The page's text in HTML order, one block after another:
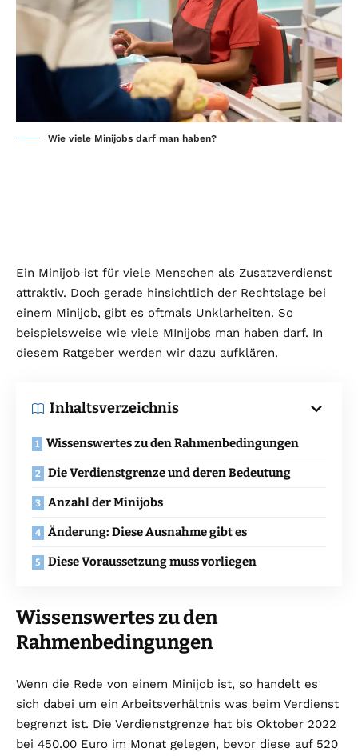
Wie viele Minijobs darf man haben?
Ein Minijob ist für viele Menschen als Zusatzverdienst
attraktiv. Doch gerade hinsichtlich der Rechtslage bei
einem Minijob, gibt es oftmals Unklarheiten. So
beispielsweise wie viele MInijobs man haben darf. In
diesem Ratgeber werden wir dazu aufklären.
Inhaltsverzeichnis
Wissenswertes zu den Rahmenbedingungen
Die Verdienstgrenze und deren Bedeutung
Anzahl der Minijobs
Änderung: Diese Ausnahme gibt es
Diese Voraussetzung muss vorliegen
Wissenswertes zu den
Rahmenbedingungen
Wenn die Rede von einem Minijob ist, so handelt es
sich dabei um ein Arbeitsverhältnis was beim Verdienst
begrenzt ist. Die Verdienstgrenze hat bis Oktober 2022
bei 450.00 Euro im Monat gelegen, bevor diese auf 520